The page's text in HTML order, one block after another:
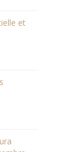
et